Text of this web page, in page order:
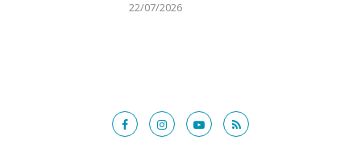
22/07/2026